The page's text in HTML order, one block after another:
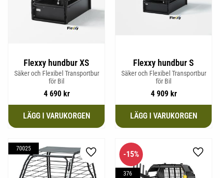
Flexxy hundbur XS
Säker och Flexibel Transportbur
för Bil
4 690kr
Flexxy hundbur S
Säker och Flexibel Transportbur
för Bil
4 909kr
70025
Lägg till i favoriter
15%
376
Lägg